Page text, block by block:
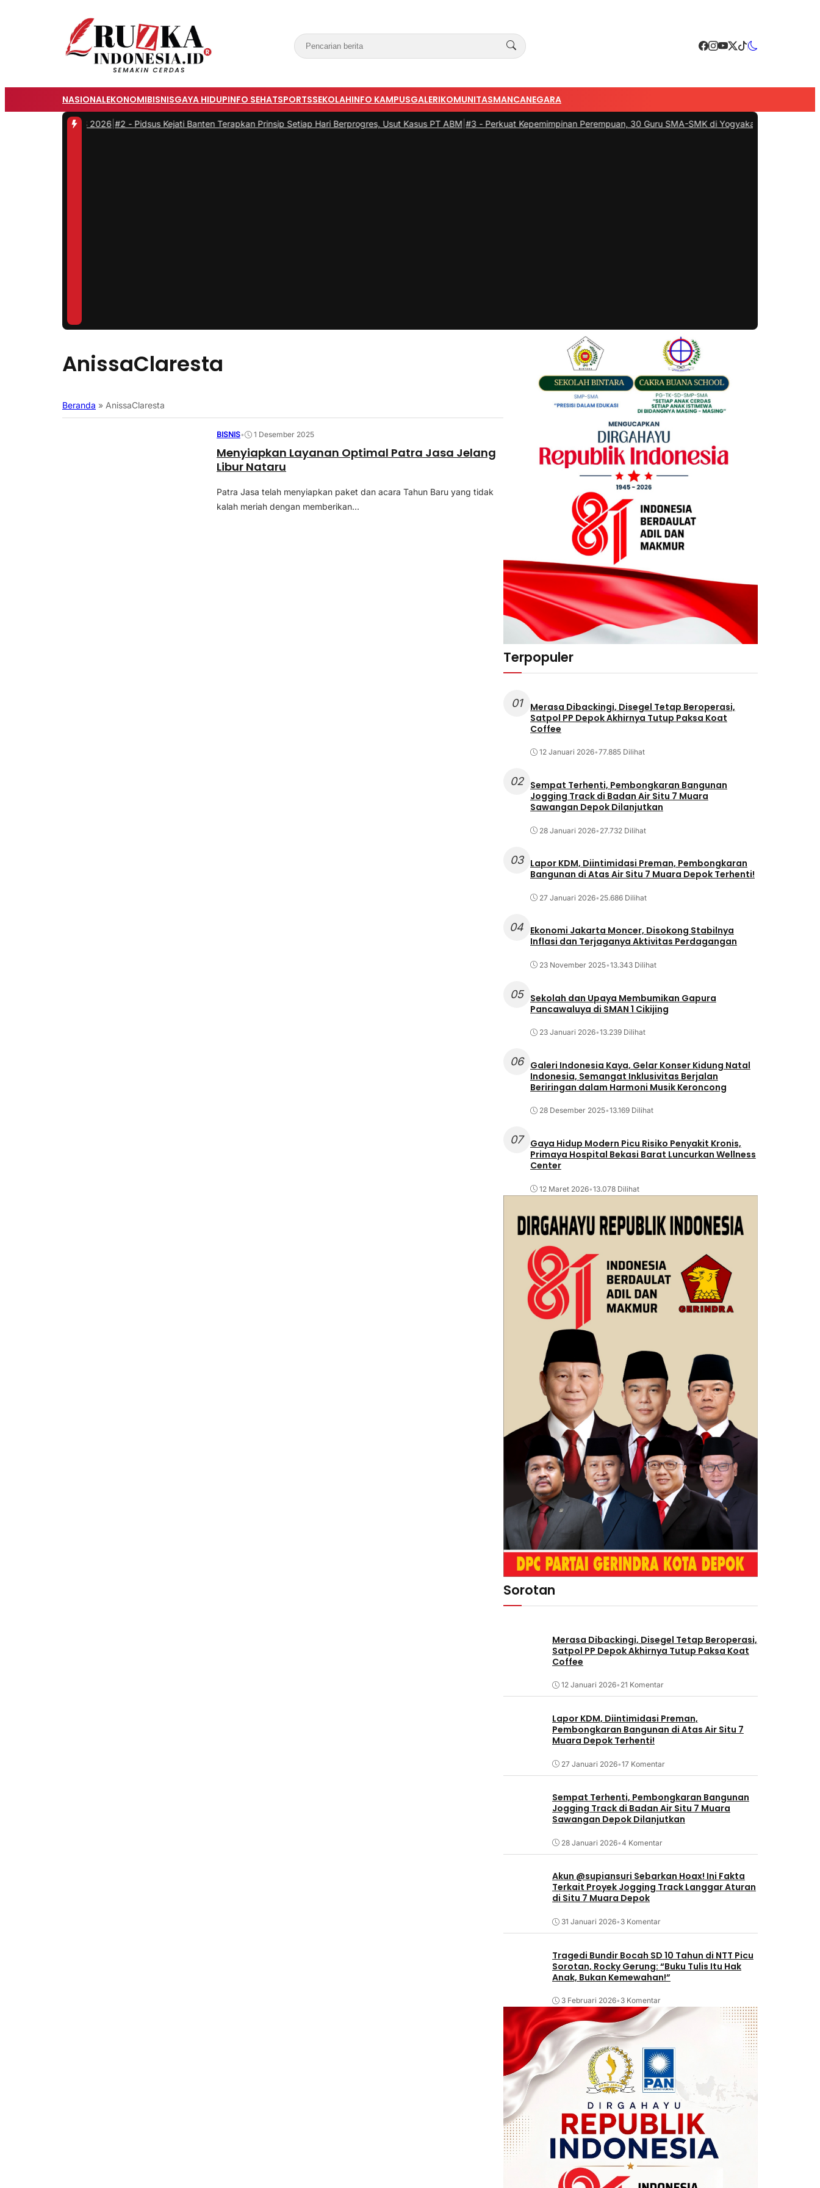
NASIONALEKONOMIBISNISGAYA HIDUPINFO SEHATSPORTSSEKOLAHINFO KAMPUSGALERIKOMUNITASMANCANEGARA
di GIIAS 2026|#2 -Pidsus Kejati Banten Terapkan Prinsip Setiap Hari Berprogres, Usut Kasus PT ABM|#3 -Perkuat Kepemimpinan Perempuan, 30 Guru SMA-SMK di Yogyakarta Ikuti Pelatihan
AnissaClaresta
Beranda » AnissaClaresta
BISNIS• 1 Desember 2025
Menyiapkan Layanan Optimal Patra Jasa Jelang
Libur Nataru
Patra Jasa telah menyiapkan paket dan acara Tahun Baru yang tidak
kalah meriah dengan memberikan...
Terpopuler
01
Merasa Dibackingi, Disegel Tetap Beroperasi,
Satpol PP Depok Akhirnya Tutup Paksa Koat
Coffee
12 Januari 2026•77.885 Dilihat
02
Sempat Terhenti, Pembongkaran Bangunan
Jogging Track di Badan Air Situ 7 Muara
Sawangan Depok Dilanjutkan
28 Januari 2026• 27.732 Dilihat
03
Lapor KDM, Diintimidasi Preman, Pembongkaran
Bangunan di Atas Air Situ 7 Muara Depok Terhenti!
27 Januari 2026• 25.686 Dilihat
04 Ekonomi Jakarta Moncer, Disokong Stabilnya
Inflasi dan Terjaganya Aktivitas Perdagangan
23 November 2025•13.343 Dilihat
05
Sekolah dan Upaya Membumikan Gapura
Pancawaluya di SMAN 1 Cikijing
23 Januari 2026•13.239 Dilihat
06
Galeri Indonesia Kaya, Gelar Konser Kidung Natal
Indonesia, Semangat Inklusivitas Berjalan
Beriringan dalam Harmoni Musik Keroncong
28 Desember 2025•13.169 Dilihat
07
Gaya Hidup Modern Picu Risiko Penyakit Kronis,
Primaya Hospital Bekasi Barat Luncurkan Wellness
Center
12 Maret 2026•13.078 Dilihat
Sorotan
Merasa Dibackingi, Disegel Tetap Beroperasi,
Satpol PP Depok Akhirnya Tutup Paksa Koat
Coffee
12 Januari 2026• 21 Komentar
Lapor KDM, Diintimidasi Preman,
Pembongkaran Bangunan di Atas Air Situ 7
Muara Depok Terhenti!
27 Januari 2026•17 Komentar
Sempat Terhenti, Pembongkaran Bangunan
Jogging Track di Badan Air Situ 7 Muara
Sawangan Depok Dilanjutkan
28 Januari 2026•4 Komentar
Akun @supiansuri Sebarkan Hoax! Ini Fakta
Terkait Proyek Jogging Track Langgar Aturan
di Situ 7 Muara Depok
31 Januari 2026• 3 Komentar
Tragedi Bundir Bocah SD 10 Tahun di NTT Picu
Sorotan, Rocky Gerung: “Buku Tulis Itu Hak
Anak, Bukan Kemewahan!”
3 Februari 2026• 3 Komentar